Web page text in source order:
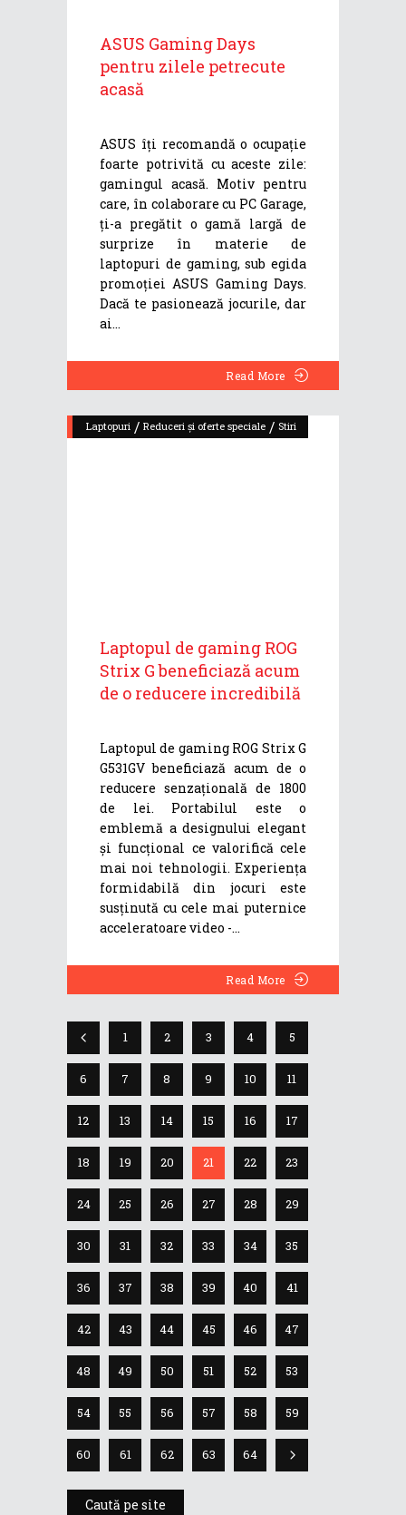
ASUS Gaming Days
pentru zilele petrecute
acasă
ASUS îți recomandă o ocupație
foarte potrivită cu aceste zile:
gamingul acasă. Motiv pentru
care, în colaborare cu PC Garage,
ți-a pregătit o gamă largă de
surprize în materie de
laptopuri de gaming, sub egida
promoției ASUS Gaming Days.
Dacă te pasionează jocurile, dar
ai
Read More
Laptopuri / Reduceri și oferte speciale / Stiri
Laptopul de gaming ROG
Strix G beneficiază acum
de o reducere incredibilă
Laptopul de gaming ROG Strix G
G531GV beneficiază acum de o
reducere senzațională de 1800
de lei. Portabilul este o
emblemă a designului elegant
și funcțional ce valorifică cele
mai noi tehnologii. Experiența
formidabilă din jocuri este
susținută cu cele mai puternice
acceleratoare video -
Read More
1 2 3 4 5
6 7 8 9 10 11
12 13 14 15 16 17
18 19 20 21 22 23
24 25 26 27 28 29
30 31 32 33 34 35
36 37 38 39 40 41
42 43 44 45 46 47
48 49 50 51 52 53
54 55 56 57 58 59
60 61 62 63 64
Caută pe site